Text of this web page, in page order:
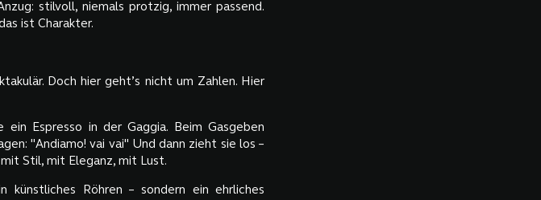
stilvoll, niemals protzig, immer passend.
ist Charakter.
Doch hier geht’s nicht um Zahlen. Hier
Espresso in der Gaggia. Beim Gasgeben
"Andiamo! vai vai" Und dann zieht sie los –
Stil, mit Eleganz, mit Lust.
künstliches Röhren – sondern ein ehrliches